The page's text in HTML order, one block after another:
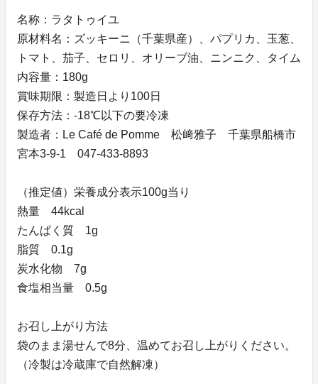
名称：ラタトゥイユ
原材料名：ズッキーニ（千葉県産）、パプリカ、玉葱、
トマト、茄子、セロリ、オリーブ油、ニンニク、タイム
内容量：180g
賞味期限：製造日より100日
保存方法：-18℃以下の要冷凍
製造者：Le Café de Pomme 松﨑雅子 千葉県船橋市
宮本3-9-1 047-433-8893
（推定値）栄養成分表示100g当り
熱量 44kcal
たんぱく質 1g
脂質 0.1g
炭水化物 7g
食塩相当量 0.5g
お召し上がり方法
袋のまま湯せんで8分、温めてお召し上がりください。
（冷製は冷蔵庫で自然解凍）